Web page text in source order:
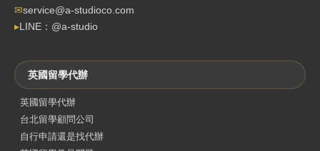
✉service@a-studioco.com
▸LINE：@a-studio
英國留學代辦
英國留學代辦
台北留學顧問公司
自行申請還是找代辦